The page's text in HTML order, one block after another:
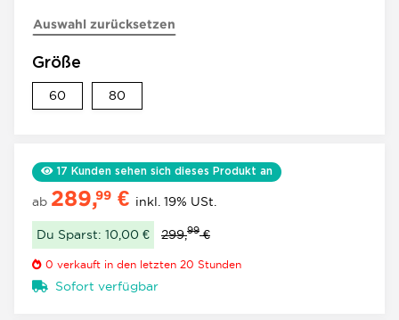
Auswahl zurücksetzen
Größe
6060 8080
17 Kunden sehen sich dieses Produkt an
ab 289,99 € inkl. 19% USt.
Du Sparst: 10,00 € 299,99€
0 verkauft in den letzten 20 Stunden
Sofort verfügbar